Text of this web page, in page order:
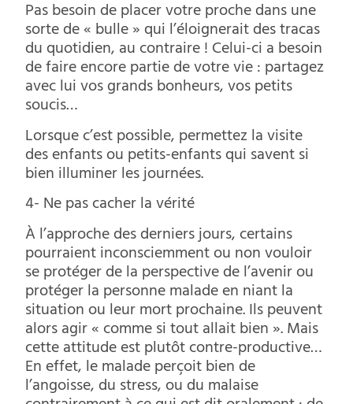
Pas besoin de placer votre proche dans une
sorte de « bulle » qui l’éloignerait des tracas
du quotidien, au contraire ! Celui-ci a besoin
de faire encore partie de votre vie : partagez
avec lui vos grands bonheurs, vos petits
soucis…
Lorsque c’est possible, permettez la visite
des enfants ou petits-enfants qui savent si
bien illuminer les journées.
4- Ne pas cacher la vérité
À l’approche des derniers jours, certains
pourraient inconsciemment ou non vouloir
se protéger de la perspective de l’avenir ou
protéger la personne malade en niant la
situation ou leur mort prochaine. Ils peuvent
alors agir « comme si tout allait bien ». Mais
cette attitude est plutôt contre-productive…
En effet, le malade perçoit bien de
l’angoisse, du stress, ou du malaise